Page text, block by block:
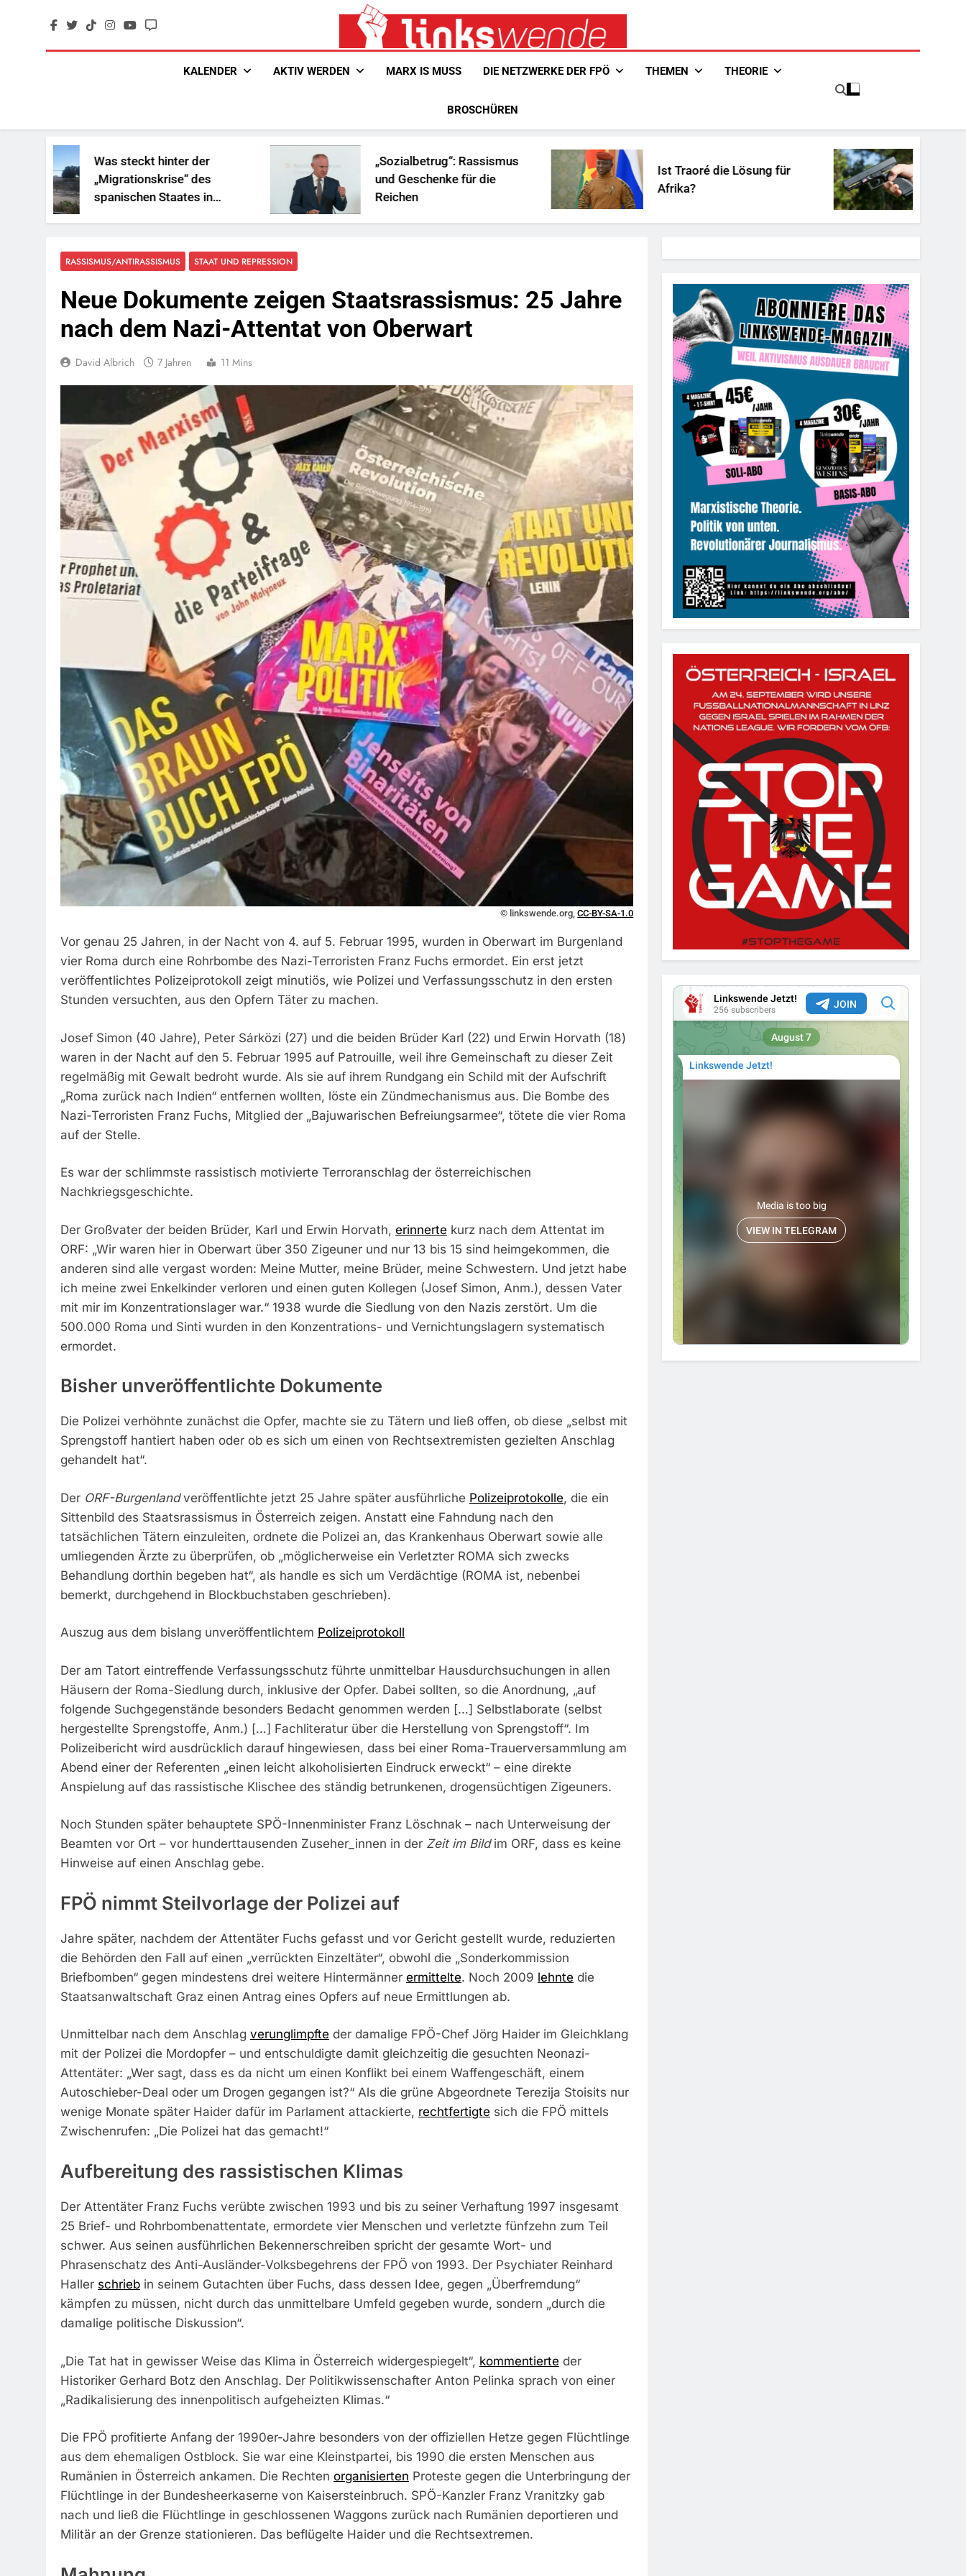
Linkswende Jetzt!
KALENDER AKTIV WERDEN MARX IS MUSS DIE NETZWERKE DER FPÖ THEMEN THEORIE
BROSCHÜREN
steckt hinter der
des
Staates in
„Sozialbetrug“: Rassismus
und Geschenke für die
Reichen
Ist Traoré die Lösung für
Afrika?
Unschuldiges
RASSISMUS/ANTIRASSISMUS STAAT UND REPRESSION
Neue Dokumente zeigen Staatsrassismus: 25 Jahre
nach dem Nazi-Attentat von Oberwart
David Albrich 7 Jahren 11 Mins
© linkswende.org,CC-BY-SA-1.0
Vor genau 25 Jahren, in der Nacht von 4. auf 5. Februar 1995, wurden in Oberwart im Burgenland
vier Roma durch eine Rohrbombe des Nazi-Terroristen Franz Fuchs ermordet. Ein erst jetzt
veröffentlichtes Polizeiprotokoll zeigt minutiös, wie Polizei und Verfassungsschutz in den ersten
Stunden versuchten, aus den Opfern Täter zu machen.
Josef Simon (40 Jahre), Peter Sárközi (27) und die beiden Brüder Karl (22) und Erwin Horvath (18)
waren in der Nacht auf den 5. Februar 1995 auf Patrouille, weil ihre Gemeinschaft zu dieser Zeit
regelmäßig mit Gewalt bedroht wurde. Als sie auf ihrem Rundgang ein Schild mit der Aufschrift
„Roma zurück nach Indien“ entfernen wollten, löste ein Zündmechanismus aus. Die Bombe des
Nazi-Terroristen Franz Fuchs, Mitglied der „Bajuwarischen Befreiungsarmee“, tötete die vier Roma
auf der Stelle.
Es war der schlimmste rassistisch motivierte Terroranschlag der österreichischen
Nachkriegsgeschichte.
Der Großvater der beiden Brüder, Karl und Erwin Horvath, erinnerte kurz nach dem Attentat im
ORF: „Wir waren hier in Oberwart über 350 Zigeuner und nur 13 bis 15 sind heimgekommen, die
anderen sind alle vergast worden: Meine Mutter, meine Brüder, meine Schwestern. Und jetzt habe
ich meine zwei Enkelkinder verloren und einen guten Kollegen (Josef Simon, Anm.), dessen Vater
mit mir im Konzentrationslager war.“ 1938 wurde die Siedlung von den Nazis zerstört. Um die
500.000 Roma und Sinti wurden in den Konzentrations- und Vernichtungslagern systematisch
ermordet.
Bisher unveröffentlichte Dokumente
Die Polizei verhöhnte zunächst die Opfer, machte sie zu Tätern und ließ offen, ob diese „selbst mit
Sprengstoff hantiert haben oder ob es sich um einen von Rechtsextremisten gezielten Anschlag
gehandelt hat“.
Der ORF-Burgenlandveröffentlichte jetzt 25 Jahre später ausführliche Polizeiprotokolle, die ein
Sittenbild des Staatsrassismus in Österreich zeigen. Anstatt eine Fahndung nach den
tatsächlichen Tätern einzuleiten, ordnete die Polizei an, das Krankenhaus Oberwart sowie alle
umliegenden Ärzte zu überprüfen, ob „möglicherweise ein Verletzter ROMA sich zwecks
Behandlung dorthin begeben hat“, als handle es sich um Verdächtige (ROMA ist, nebenbei
bemerkt, durchgehend in Blockbuchstaben geschrieben).
Auszug aus dem bislang unveröffentlichtem Polizeiprotokoll
Der am Tatort eintreffende Verfassungsschutz führte unmittelbar Hausdurchsuchungen in allen
Häusern der Roma-Siedlung durch, inklusive der Opfer. Dabei sollten, so die Anordnung, „auf
folgende Suchgegenstände besonders Bedacht genommen werden […] Selbstlaborate (selbst
hergestellte Sprengstoffe, Anm.) […] Fachliteratur über die Herstellung von Sprengstoff“. Im
Polizeibericht wird ausdrücklich darauf hingewiesen, dass bei einer Roma-Trauerversammlung am
Abend einer der Referenten „einen leicht alkoholisierten Eindruck erweckt“ – eine direkte
Anspielung auf das rassistische Klischee des ständig betrunkenen, drogensüchtigen Zigeuners.
Noch Stunden später behauptete SPÖ-Innenminister Franz Löschnak – nach Unterweisung der
Beamten vor Ort – vor hunderttausenden Zuseher_innen in der Zeit im Bildim ORF, dass es keine
Hinweise auf einen Anschlag gebe.
FPÖ nimmt Steilvorlage der Polizei auf
Jahre später, nachdem der Attentäter Fuchs gefasst und vor Gericht gestellt wurde, reduzierten
die Behörden den Fall auf einen „verrückten Einzeltäter“, obwohl die „Sonderkommission
Briefbomben“ gegen mindestens drei weitere Hintermänner ermittelte. Noch 2009 lehnte die
Staatsanwaltschaft Graz einen Antrag eines Opfers auf neue Ermittlungen ab.
Unmittelbar nach dem Anschlag verunglimpfte der damalige FPÖ-Chef Jörg Haider im Gleichklang
mit der Polizei die Mordopfer – und entschuldigte damit gleichzeitig die gesuchten Neonazi-
Attentäter: „Wer sagt, dass es da nicht um einen Konflikt bei einem Waffengeschäft, einem
Autoschieber-Deal oder um Drogen gegangen ist?“ Als die grüne Abgeordnete Terezija Stoisits nur
wenige Monate später Haider dafür im Parlament attackierte, rechtfertigte sich die FPÖ mittels
Zwischenrufen: „Die Polizei hat das gemacht!“
Aufbereitung des rassistischen Klimas
Der Attentäter Franz Fuchs verübte zwischen 1993 und bis zu seiner Verhaftung 1997 insgesamt
25 Brief- und Rohrbombenattentate, ermordete vier Menschen und verletzte fünfzehn zum Teil
schwer. Aus seinen ausführlichen Bekennerschreiben spricht der gesamte Wort- und
Phrasenschatz des Anti-Ausländer-Volksbegehrens der FPÖ von 1993. Der Psychiater Reinhard
Haller schrieb in seinem Gutachten über Fuchs, dass dessen Idee, gegen „Überfremdung“
kämpfen zu müssen, nicht durch das unmittelbare Umfeld gegeben wurde, sondern „durch die
damalige politische Diskussion“.
„Die Tat hat in gewisser Weise das Klima in Österreich widergespiegelt“, kommentierte der
Historiker Gerhard Botz den Anschlag. Der Politikwissenschafter Anton Pelinka sprach von einer
„Radikalisierung des innenpolitisch aufgeheizten Klimas.“
Die FPÖ profitierte Anfang der 1990er-Jahre besonders von der offiziellen Hetze gegen Flüchtlinge
aus dem ehemaligen Ostblock. Sie war eine Kleinstpartei, bis 1990 die ersten Menschen aus
Rumänien in Österreich ankamen. Die Rechten organisierten Proteste gegen die Unterbringung der
Flüchtlinge in der Bundesheerkaserne von Kaisersteinbruch. SPÖ-Kanzler Franz Vranitzky gab
nach und ließ die Flüchtlinge in geschlossenen Waggons zurück nach Rumänien deportieren und
Militär an der Grenze stationieren. Das beflügelte Haider und die Rechtsextremen.